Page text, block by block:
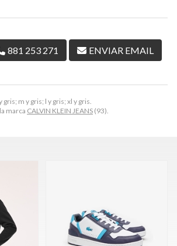
m y gris; l y gris; xl y gris.
marca CALVIN KLEIN JEANS (93).
881 253 271 ENVIAR EMAIL